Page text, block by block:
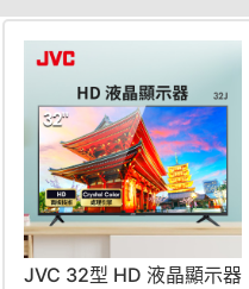
JVC 32型 HD 液晶顯示器